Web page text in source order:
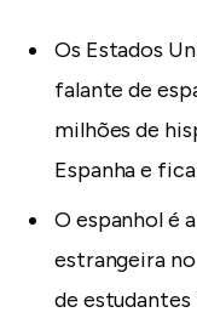
Os Estados
falante de
milhões de
Espanha e
O espanhol é
estrangeira
de